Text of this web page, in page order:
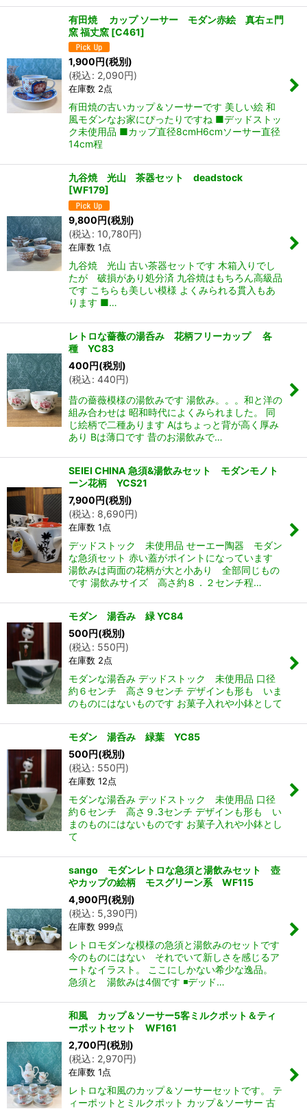
有田焼 カップ ソーサー モダン赤絵 真右ェ門
窯 福丈窯 [C461]
1,900 円(税別)
(税込: 2,090円)
在庫数 2点
有田焼の古いカップ＆ソーサーです 美しい絵 和
風モダンなお家にぴったりですね ■デッドストッ
ク未使用品 ■カップ直径8cmH6cmソーサー直径
14cm程
九谷焼 光山 茶器セット deadstock
[WF179]
9,800円(税別)
(税込: 10,780円)
在庫数 1点
九谷焼 光山 古い茶器セットです 木箱入りでし
たが 破損があり処分済 九谷焼はもちろん高級品
です こちらも美しい模様 よくみられる貫入もあ
ります ■…
レトロな薔薇の湯呑み 花柄フリーカップ 各
種 YC83
400円(税別)
(税込: 440円)
昔の薔薇模様の湯飲みです 湯飲み。。。和と洋の
組み合わせは 昭和時代によくみられました。 同
じ絵柄で二種あります Aはちょっと背が高く厚み
あり Bは薄口です 昔のお湯飲みで…
SEIEI CHINA 急須&湯飲みセット モダンモノト
ーン花柄 YCS21
7,900円(税別)
(税込: 8,690円)
在庫数 1点
デッドストック 未使用品 せーエー陶器 モダン
な急須セット 赤い蓋がポイントになっています
湯飲みは両面の花柄が大と小あり 全部同じもの
です 湯飲みサイズ 高さ約８．２センチ程…
モダン 湯呑み 緑 YC84
500円(税別)
(税込: 550円)
在庫数 2点
モダンな湯呑み デッドストック 未使用品 口径
約６センチ 高さ９センチ デザインも形も いま
のものにはないものです お菓子入れや小鉢として
モダン 湯呑み 緑葉 YC85
500円(税別)
(税込: 550円)
在庫数 12点
モダンな湯呑み デッドストック 未使用品 口径
約６センチ 高さ９.3センチ デザインも形も い
まのものにはないものです お菓子入れや小鉢とし
て
sango モダンレトロな急須と湯飲みセット 壺
やカップの絵柄 モスグリーン系 WF115
4,900円(税別)
(税込: 5,390円)
在庫数 999点
レトロモダンな模様の急須と湯飲みのセットです
今のものにはない それでいて新しさを感じるア
ートなイラスト。 ここにしかない希少な逸品。
急須と 湯飲みは4個です ◾️デッド…
和風 カップ＆ソーサー5客ミルクポット＆ティ
ーポットセット WF161
2,700円(税別)
(税込: 2,970円)
在庫数 1点
レトロな和風のカップ＆ソーサーセットです。 テ
ィーポットとミルクポット カップ＆ソーサー 古